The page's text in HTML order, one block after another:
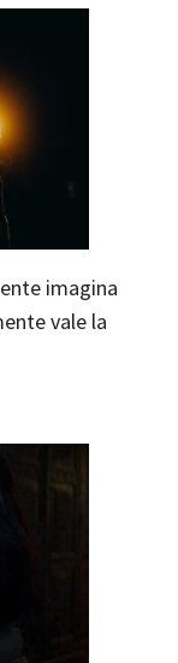
imagina
vale la